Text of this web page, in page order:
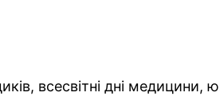
всесвітні дні медицини,